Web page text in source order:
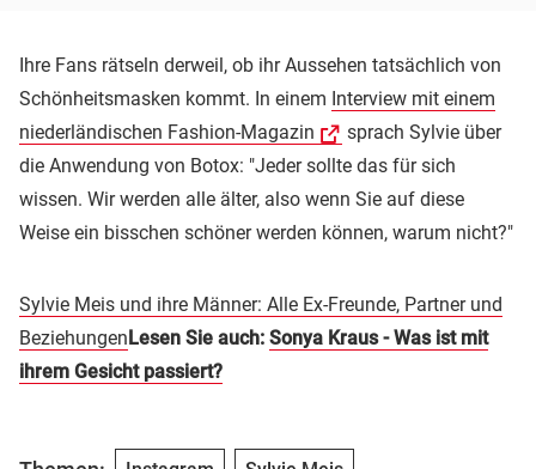
Ihre Fans rätseln derweil, ob ihr Aussehen tatsächlich von
Schönheitsmasken kommt. In einem Interview mit einem
niederländischen Fashion-Magazin
sprach Sylvie über
die Anwendung von Botox: "Jeder sollte das für sich
wissen. Wir werden alle älter, also wenn Sie auf diese
Weise ein bisschen schöner werden können, warum nicht?"
Sylvie Meis und ihre Männer: Alle Ex-Freunde, Partner und
BeziehungenLesen Sie auch: Sonya Kraus - Was ist mit
ihrem Gesicht passiert?